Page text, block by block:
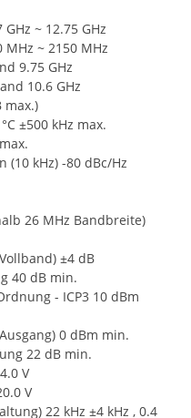
~ 12.75 GHz
~ 2150 MHz
9.75 GHz
10.6 GHz
max.)
±500 kHz max.
(10 kHz) -80 dBc/Hz
26 MHz Bandbreite)
±4 dB
40 dB min.
- ICP3 10 dBm
0 dBm min.
22 dB min.
V
V
22 kHz ±4 kHz , 0.4